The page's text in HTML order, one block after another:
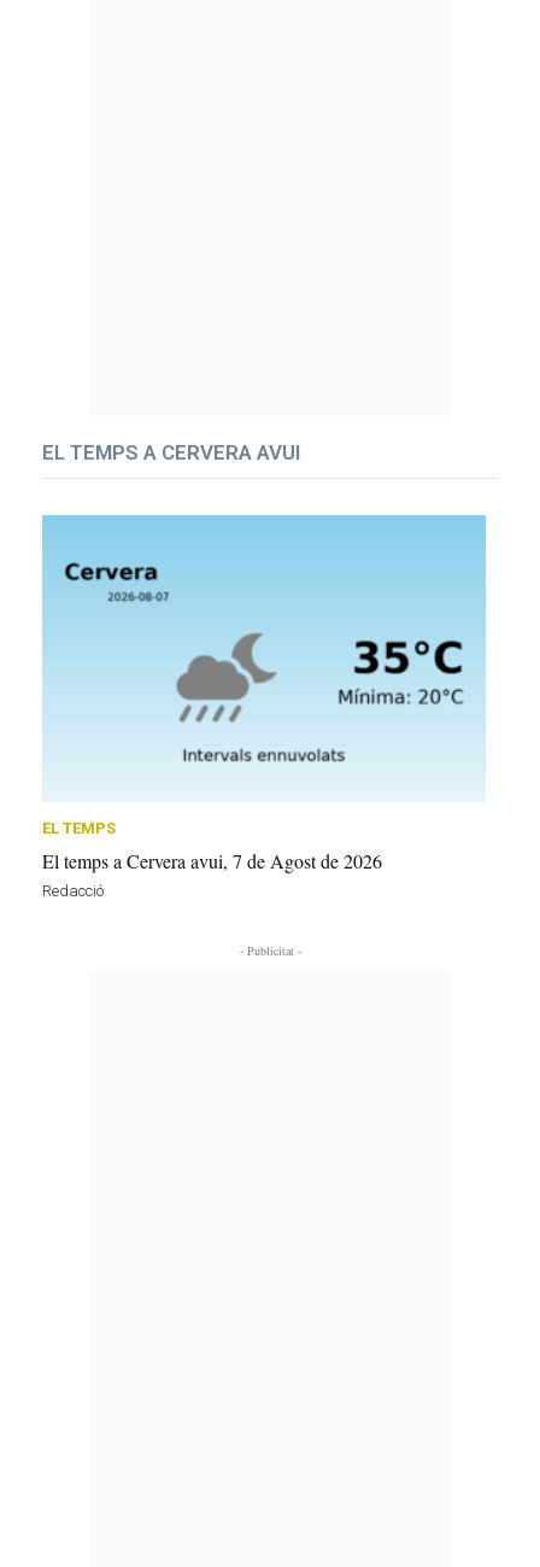
EL TEMPS A CERVERA AVUI
EL TEMPS
El temps a Cervera avui, 7 de Agost de 2026
Redacció
- Publicitat -